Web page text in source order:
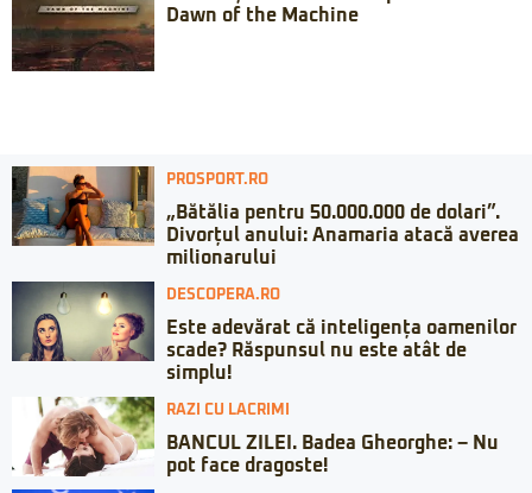
Dawn of the Machine
PROSPORT.RO
„Bătălia pentru 50.000.000 de dolari”.
Divorțul anului: Anamaria atacă averea
milionarului
DESCOPERA.RO
Este adevărat că inteligența oamenilor
scade? Răspunsul nu este atât de
simplu!
RAZI CU LACRIMI
BANCUL ZILEI. Badea Gheorghe: – Nu
pot face dragoste!